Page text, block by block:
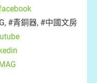
#青銅器, #中國文房